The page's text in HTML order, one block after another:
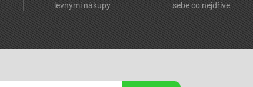
levnými nákupy
sebe co nejdříve